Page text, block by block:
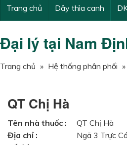
Trang chủ Dây thìa canh
Đại lý tại Nam
Trang chủ » Hệ thống phân phối »
QT Chị Hà
Tên nhà thuốc :
QT Chị Hà
Địa chỉ :
Ngã 3 Trực